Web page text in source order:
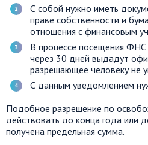
С собой нужно иметь
праве собственности и
отношения с финансовым
В процессе посещения
через 30 дней выдадут
разрешающее человеку не
С данным уведомлением
Подобное разрешение по
действовать до конца года или
получена предельная сумма.